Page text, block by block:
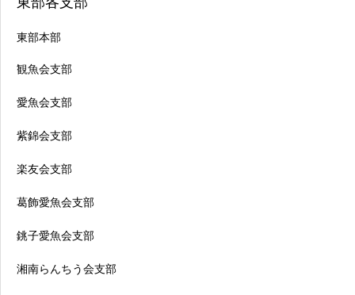
東部本部
観魚会支部
愛魚会支部
紫錦会支部
楽友会支部
葛飾愛魚会支部
銚子愛魚会支部
湘南らんちう会支部